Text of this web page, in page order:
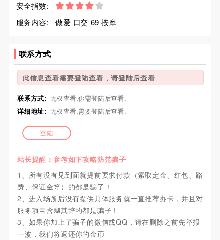
安全指数:
服务内容:
做爱 口交 69 按摩
联系方式
此信息查看需要登陆查看，请登陆后查看.
联系方式: 无权查看,你需登陆后查看.
详细地址: 无权查看,需要登陆后查看.
登陆
站长提醒：参考如下攻略防范骗子
1、所有没有见到面就提前要求付款（索取定金、红包、路
费、保证金等）的都是骗子！
2、进入场所后没有提供具体服务就一直推荐办卡，并且对
服务项目含糊其辞的都是骗子！
3、如果你加上了骗子的微信或QQ，请在删除之前先举报
一波，我们将返还你的金币